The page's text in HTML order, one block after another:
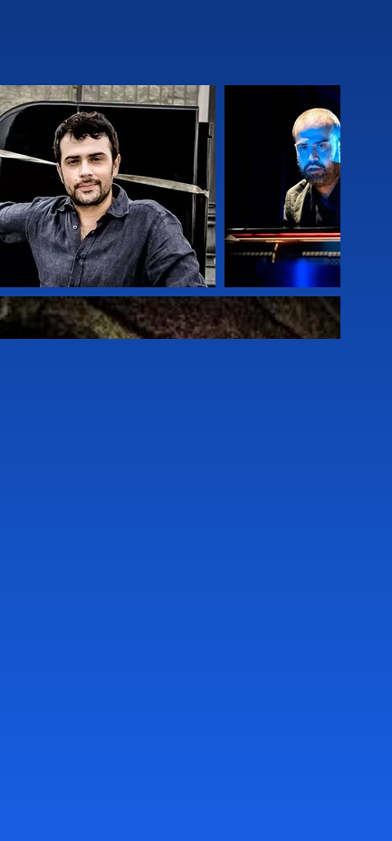
誌の年間投票でも勝者にわずか1
ティストの一人としての地位を
』を発表。ニューヨークの
ヴァー）と長年の共演者ジャンル
ェケットの『SOFT WIND』（MY
』に参加し、ラヴァ・クイン
」や、ニーノ・ロータの音楽に
ィのユーロ・ジャズ・フェスティ
ャクソンに捧げたプロジェクトな
センニ、ロボとのカルテットや、
ー、ダン・キンゼルマン、トーマ
ーマス・モーガンとジョアン・ロ